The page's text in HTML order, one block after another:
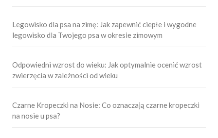
Legowisko dla psa na zimę: Jak zapewnić ciepłe i wygodne
legowisko dla Twojego psa w okresie zimowym
Odpowiedni wzrost do wieku: Jak optymalnie ocenić wzrost
zwierzęcia w zależności od wieku
Czarne Kropeczki na Nosie: Co oznaczają czarne kropeczki
na nosie u psa?